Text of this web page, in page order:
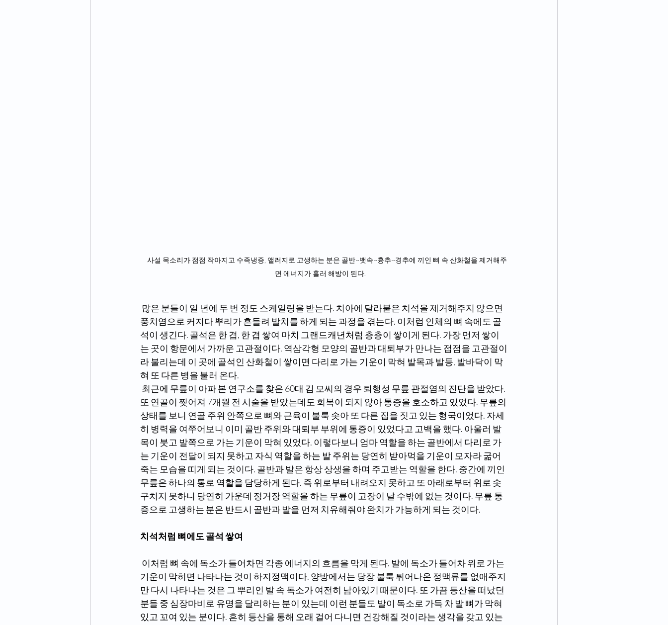
면 에너지가 흘러 해방이 된다.
풍치염으로 커지다 뿌리가 흔들려 발치를 하게 되는 과정을 겪는다. 이처럼 인체의 뼈 속에도 골
석이 생긴다. 골석은 한 겹, 한 겹 쌓여 마치 그랜드캐년처럼 층층이 쌓이게 된다. 가장 먼저 쌓이
는 곳이 항문에서 가까운 고관절이다. 역삼각형 모양의 골반과 대퇴부가 만나는 접점을 고관절이
라 불리는데 이 곳에 골석인 산화철이 쌓이면 다리로 가는 기운이 막혀 발목과 발등, 발바닥이 막
혀 또 다른 병을 불러 온다.
또 연골이 찢어져 7개월 전 시술을 받았는데도 회복이 되지 않아 통증을 호소하고 있었다. 무릎의
상태를 보니 연골 주위 안쪽으로 뼈와 근육이 불룩 솟아 또 다른 집을 짓고 있는 형국이었다. 자세
히 병력을 여쭈어보니 이미 골반 주위와 대퇴부 부위에 통증이 있었다고 고백을 했다. 아울러 발
목이 붓고 발쪽으로 가는 기운이 막혀 있었다. 이렇다보니 엄마 역할을 하는 골반에서 다리로 가
는 기운이 전달이 되지 못하고 자식 역할을 하는 발 주위는 당연히 받아먹을 기운이 모자라 굶어
죽는 모습을 띠게 되는 것이다. 골반과 발은 항상 상생을 하며 주고받는 역할을 한다. 중간에 끼인
무릎은 하나의 통로 역할을 담당하게 된다. 즉 위로부터 내려오지 못하고 또 아래로부터 위로 솟
구치지 못하니 당연히 가운데 정거장 역할을 하는 무릎이 고장이 날 수밖에 없는 것이다. 무릎 통
증으로 고생하는 분은 반드시 골반과 발을 먼저 치유해줘야 완치가 가능하게 되는 것이다.
치석처럼 뼈에도 골석 쌓여
기운이 막히면 나타나는 것이 하지정맥이다. 양방에서는 당장 불룩 튀어나온 정맥류를 없애주지
만 다시 나타나는 것은 그 뿌리인 발 속 독소가 여전히 남아있기 때문이다. 또 가끔 등산을 떠났던
분들 중 심장마비로 유명을 달리하는 분이 있는데 이런 분들도 발이 독소로 가득 차 발 뼈가 막혀
있고 꼬여 있는 분이다. 흔히 등산을 통해 오래 걸어 다니면 건강해질 것이라는 생각을 갖고 있는